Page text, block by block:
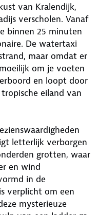
van Kralendijk,
verscholen. Vanaf
binnen 25 minuten
De watertaxi
maar omdat er
om je voeten
en loopt door
eiland van
letterlijk verborgen
grotten, waar
en wind
in de
verplicht om een
mysterieuze